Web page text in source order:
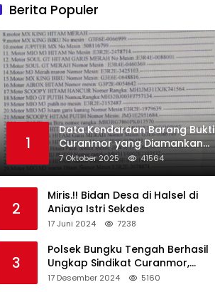
Berita Populer
1
Data Kendaraan Barang Bukti
Curanmor yang Diamankan
oleh Polres Morowali
7 Oktober 2025 41564
2
Miris.!! Bidan Desa di Halsel di
Aniaya Istri Sekdes
17 Juni 2024 7238
3
Polsek Bungku Tengah Berhasil
Ungkap Sindikat Curanmor,
Terduga Pelaku Akui Beraksi di 7
17 Desember 2024 5160